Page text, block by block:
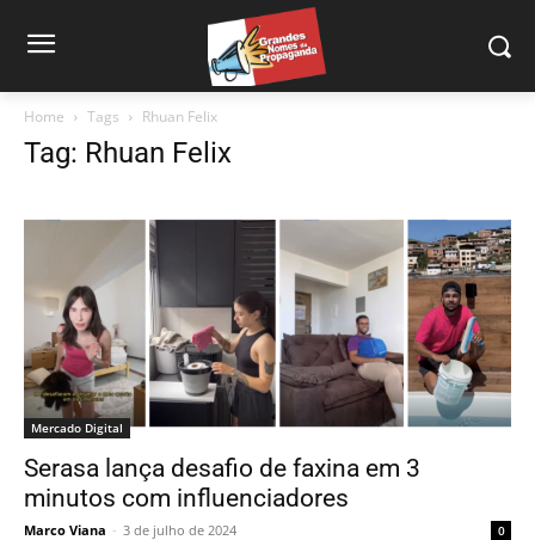
Home Tags Rhuan Felix
Tag: Rhuan Felix
Mercado Digital
Serasa lança desafio de faxina em 3
minutos com influenciadores
Marco Viana - 3 de julho de 2024 0